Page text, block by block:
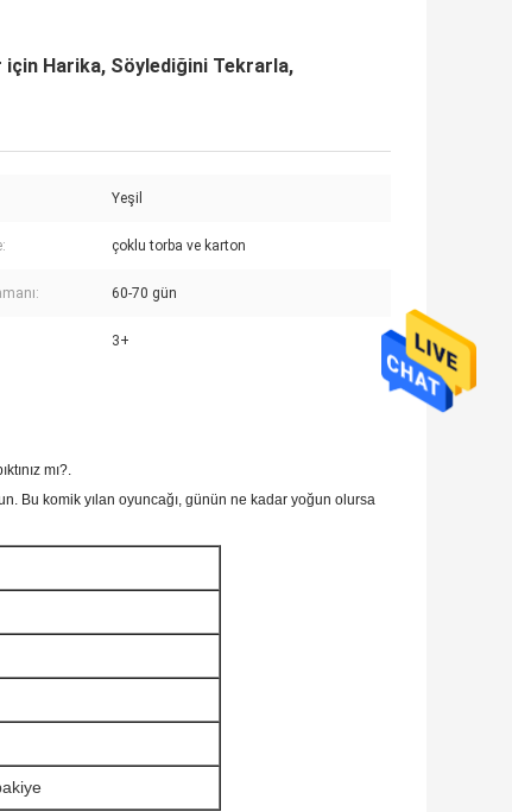
için Harika, Söylediğini Tekrarla,
Yeşil
çoklu torba ve karton
60-70 gün
3+
mı?.
Bu komik yılan oyuncağı, günün ne kadar yoğun olursa